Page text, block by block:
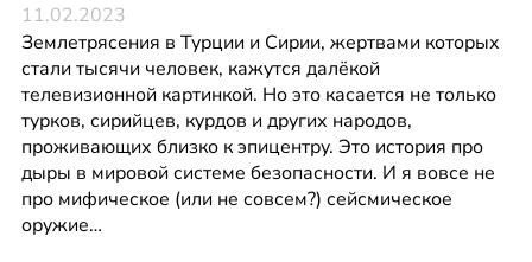
11.02.2023
Землетрясения в Турции и Сирии, жертвами которых
стали тысячи человек, кажутся далёкой
телевизионной картинкой. Но это касается не только
турков, сирийцев, курдов и других народов,
проживающих близко к эпицентру. Это история про
дыры в мировой системе безопасности. И я вовсе не
про мифическое (или не совсем?) сейсмическое
оружие…